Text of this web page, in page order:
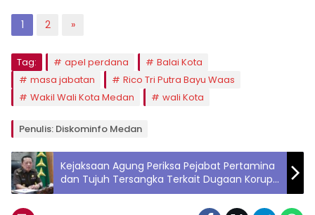
1 2 »
Tag: apel perdana
Balai Kota
masa jabatan
Rico Tri Putra Bayu Waas
Wakil Wali Kota Medan
wali Kota
Penulis: Diskominfo Medan
Kejaksaan Agung Periksa Pejabat Pertamina
dan Tujuh Tersangka Terkait Dugaan Korupsi
Minyak Mentah